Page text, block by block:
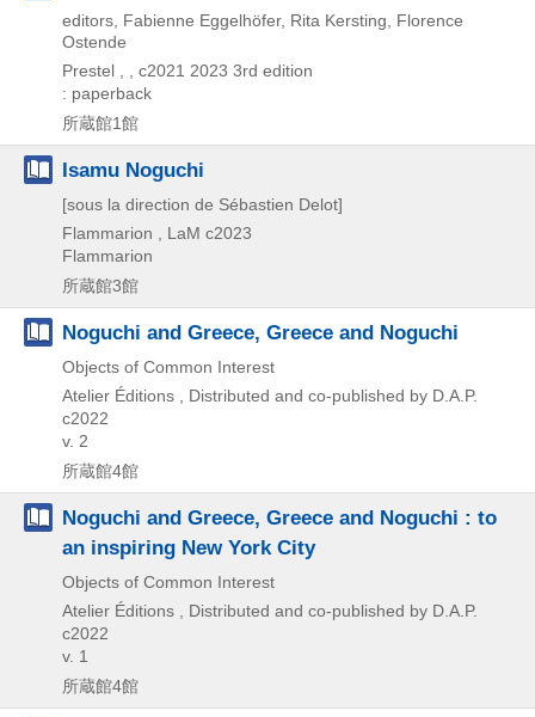
editors, Fabienne Eggelhöfer, Rita Kersting, Florence
Ostende
Prestel , , c2021 2023 3rd edition
: paperback
所蔵館1館
Isamu Noguchi
[sous la direction de Sébastien Delot]
Flammarion , LaM c2023
Flammarion
所蔵館3館
Noguchi and Greece, Greece and Noguchi
Objects of Common Interest
Atelier Éditions , Distributed and co-published by D.A.P.
c2022
v. 2
所蔵館4館
Noguchi and Greece, Greece and Noguchi : to
an inspiring New York City
Objects of Common Interest
Atelier Éditions , Distributed and co-published by D.A.P.
c2022
v. 1
所蔵館4館